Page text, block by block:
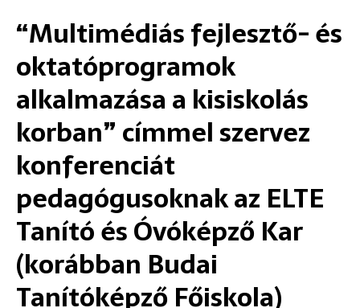
“Multimédiás fejlesztő- és
oktatóprogramok
alkalmazása a kisiskolás
korban” címmel szervez
konferenciát
pedagógusoknak az ELTE
Tanító és Óvóképző Kar
(korábban Budai
Tanítóképző Főiskola)